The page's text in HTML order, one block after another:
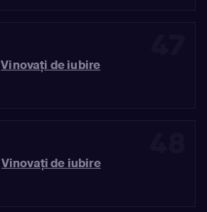
Vinovaţi de iubire
Vinovaţi de iubire